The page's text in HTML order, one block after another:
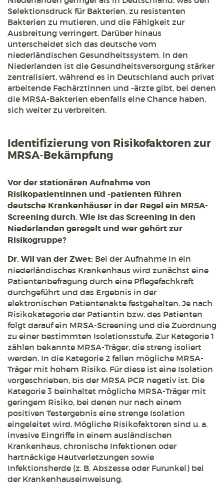
Selektionsdruck für Bakterien, zu resistenten
Bakterien zu mutieren, und die Fähigkeit zur
Ausbreitung verringert. Darüber hinaus
unterscheidet sich das deutsche vom
niederländischen Gesundheitssystem. In den
Niederlanden ist die Gesundheitsversorgung stärker
zentralisiert, während es in Deutschland auch privat
arbeitende Fachärztinnen und -ärzte gibt, bei denen
die MRSA-Bakterien ebenfalls eine Chance haben,
sich weiter zu verbreiten.
Identifizierung von Risikofaktoren zur
MRSA-Bekämpfung
Vor der stationären Aufnahme von
Risikopatientinnen und -patienten führen
deutsche Krankenhäuser in der Regel ein MRSA-
Screening durch. Wie ist das Screening in den
Niederlanden geregelt und wer gehört zur
Risikogruppe?
Dr. Wil van der Zwet: Bei der Aufnahme in ein
niederländisches Krankenhaus wird zunächst eine
Patientenbefragung durch eine Pflegefachkraft
durchgeführt und das Ergebnis in der
elektronischen Patientenakte festgehalten. Je nach
Risikokategorie der Patientin bzw. des Patienten
folgt darauf ein MRSA-Screening und die Zuordnung
zu einer bestimmten Isolationsstufe. Zur Kategorie 1
zählen bekannte MRSA-Träger, die streng isoliert
werden. In die Kategorie 2 fallen mögliche MRSA-
Träger mit hohem Risiko. Für diese ist eine Isolation
vorgeschrieben, bis der MRSA PCR negativ ist. Die
Kategorie 3 beinhaltet mögliche MRSA-Träger mit
geringem Risiko, bei denen nur nach einem
positiven Testergebnis eine strenge Isolation
eingeleitet wird. Mögliche Risikofaktoren sind u. a.
invasive Eingriffe in einem ausländischen
Krankenhaus, chronische Infektionen oder
hartnäckige Hautverletzungen sowie
Infektionsherde (z. B. Abszesse oder Furunkel) bei
der Krankenhauseinweisung.